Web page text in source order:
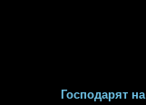
Господарят